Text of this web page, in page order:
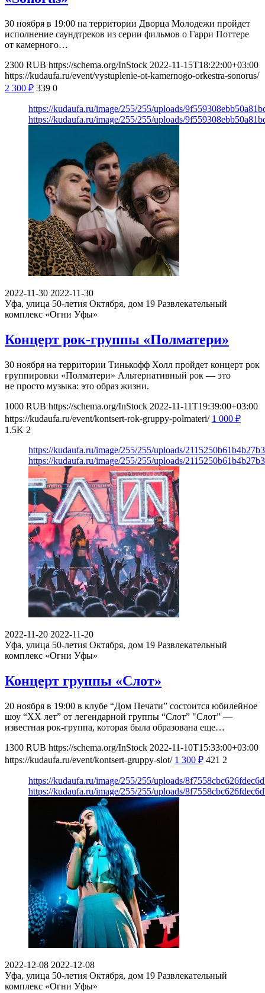
30 ноября в 19:00 на территории Дворца Молодежи пройдет
исполнение саундтреков из серии фильмов о Гарри Поттере
от камерного…
2300 RUB https://schema.org/InStock 2022-11-15T18:22:00+03:00
https://kudaufa.ru/event/vystuplenie-ot-kamernogo-orkestra-sonorus/
2 300 ₽ 339 0
https://kudaufa.ru/image/255/255/uploads/
https://kudaufa.ru/image/255/255/uploads/
2022-11-30 2022-11-30
Уфа, улица 50-летия Октября, дом 19 Развлекательный
комплекс «Огни Уфы»
Концерт рок-группы «Полматери»
30 ноября на территории Тинькофф Холл пройдет концерт рок
группировки «Полматери» Альтернативный рок — это
не просто музыка: это образ жизни.
1000 RUB https://schema.org/InStock 2022-11-11T19:39:00+03:00
https://kudaufa.ru/event/kontsert-rok-gruppy-polmateri/ 1 000 ₽
1.5K 2
https://kudaufa.ru/image/255/255/uploads/
https://kudaufa.ru/image/255/255/uploads/
2022-11-20 2022-11-20
Уфа, улица 50-летия Октября, дом 19 Развлекательный
комплекс «Огни Уфы»
Концерт группы «Слот»
20 ноября в 19:00 в клубе “Дом Печати” состоится юбилейное
шоу “ХХ лет” от легендарной группы “Слот” "Слот” —
известная рок-группа, которая была образована еще…
1300 RUB https://schema.org/InStock 2022-11-10T15:33:00+03:00
https://kudaufa.ru/event/kontsert-gruppy-slot/ 1 300 ₽ 421 2
https://kudaufa.ru/image/255/255/uploads/
https://kudaufa.ru/image/255/255/uploads/
2022-12-08 2022-12-08
Уфа, улица 50-летия Октября, дом 19 Развлекательный
комплекс «Огни Уфы»